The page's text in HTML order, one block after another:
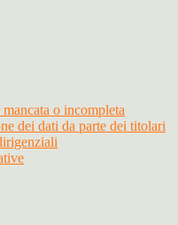
o incompleta
dei dati da parte dei titolari